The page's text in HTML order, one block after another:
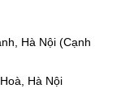
Hà Nội (Cạnh
Hà Nội